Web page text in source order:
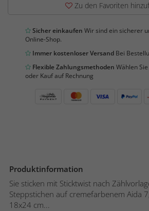
Zu den Favoriten
Sicher einkaufen Wir sind ein sicherer
Online-Shop.
Immer kostenloser Versand Bei
Flexible Zahlungsmethoden Wählen
oder Kauf auf Rechnung
Produktinformation
Sie sticken mit Sticktwist nach
Steppstichen auf cremefarbenem Aida
18x24 cm...